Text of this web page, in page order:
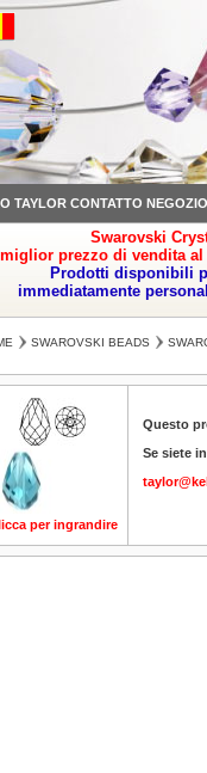
TAYLOR CONTATTO NEGOZIO
Swarovski
prezzo di vendita
Prodotti disponibili
immediatamente
SWAROVSKI BEADS
per ingrandire
Questo
Se siete